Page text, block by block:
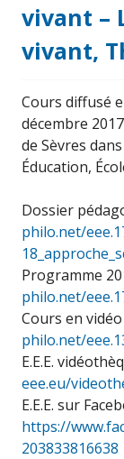
vivant –
vivant,
Cours diffusé
décembre
de Sèvres
Éducation,
Dossier
philo.net/
Programme
philo.net/
Cours en
philo.net/
E.E.E.
eee.eu/
E.E.E. sur
https://
203833816638